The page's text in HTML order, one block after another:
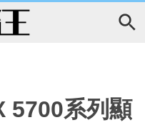
5700系列顯